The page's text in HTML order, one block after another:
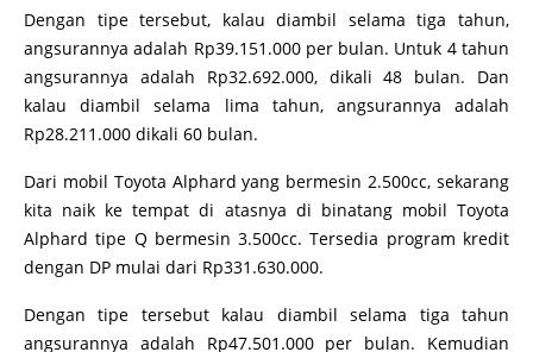
Dengan tipe tersebut, kalau diambil selama tiga tahun,
angsurannya adalah Rp39.151.000 per bulan. Untuk 4 tahun
angsurannya adalah Rp32.692.000, dikali 48 bulan. Dan
kalau diambil selama lima tahun, angsurannya adalah
Rp28.211.000 dikali 60 bulan.
Dari mobil Toyota Alphard yang bermesin 2.500cc, sekarang
kita naik ke tempat di atasnya di binatang mobil Toyota
Alphard tipe Q bermesin 3.500cc. Tersedia program kredit
dengan DP mulai dari Rp331.630.000.
Dengan tipe tersebut kalau diambil selama tiga tahun
angsurannya adalah Rp47.501.000 per bulan. Kemudian